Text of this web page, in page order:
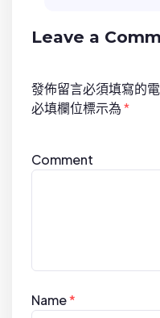
Leave a
發佈留言必須填寫的
必填欄位標示為*
Comment
Name*